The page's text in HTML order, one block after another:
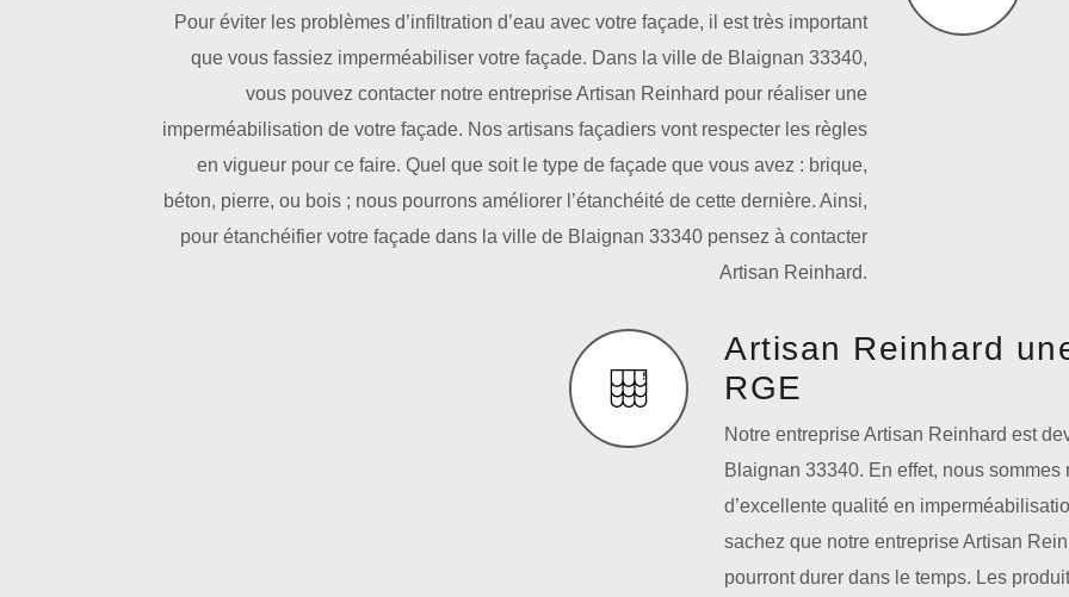
Pour éviter les problèmes d’infiltration d’eau avec votre façade, il est très important
que vous fassiez imperméabiliser votre façade. Dans la ville de Blaignan 33340,
vous pouvez contacter notre entreprise Artisan Reinhard pour réaliser une
imperméabilisation de votre façade. Nos artisans façadiers vont respecter les règles
en vigueur pour ce faire. Quel que soit le type de façade que vous avez : brique,
béton, pierre, ou bois ; nous pourrons améliorer l’étanchéité de cette dernière. Ainsi,
pour étanchéifier votre façade dans la ville de Blaignan 33340 pensez à contacter
Artisan Reinhard.
Artisan Reinhard
RGE
Notre entreprise Artisan Reinhard est
Blaignan 33340. En effet, nous
d’excellente qualité en
sachez que notre entreprise Artisan
pourront durer dans le temps. Les